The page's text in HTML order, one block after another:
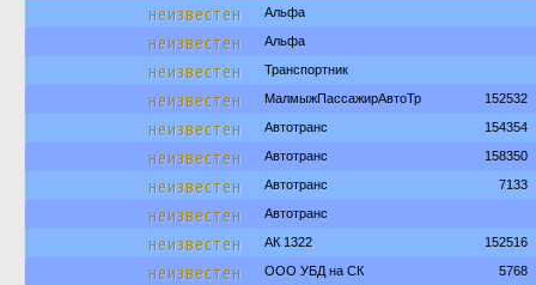
неизвестен Альфа
неизвестен Альфа
неизвестен Транспортник
неизвестен МалмыжПассажирАвтоТр 152532
неизвестен Автотранс 154354
неизвестен Автотранс 158350
неизвестен Автотранс 7133
неизвестен Автотранс
неизвестен АК 1322 152516
неизвестен ООО УБД на СК 5768